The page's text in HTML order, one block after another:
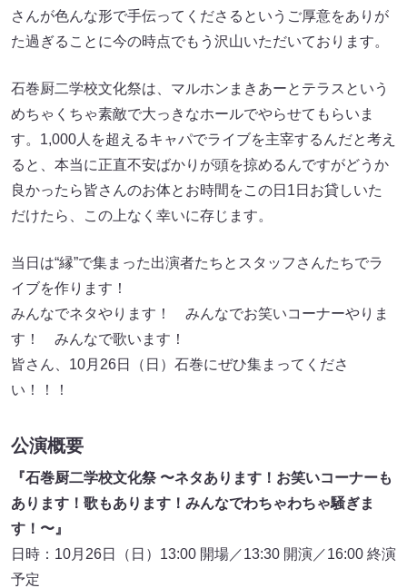
さんが色んな形で手伝ってくださるというご厚意をありが
た過ぎることに今の時点でもう沢山いただいております。
石巻厨二学校文化祭は、マルホンまきあーとテラスという
めちゃくちゃ素敵で大っきなホールでやらせてもらいま
す。1,000人を超えるキャパでライブを主宰するんだと考え
ると、本当に正直不安ばかりが頭を掠めるんですがどうか
良かったら皆さんのお体とお時間をこの日1日お貸しいた
だけたら、この上なく幸いに存じます。
当日は“縁”で集まった出演者たちとスタッフさんたちでラ
イブを作ります！
みんなでネタやります！ みんなでお笑いコーナーやりま
す！ みんなで歌います！
皆さん、10月26日（日）石巻にぜひ集まってくださ
い！！！
公演概要
『石巻厨二学校文化祭 〜ネタあります！お笑いコーナーも
あります！歌もあります！みんなでわちゃわちゃ騒ぎま
す！〜』
日時：10月26日（日）13:00 開場／13:30 開演／16:00 終演
予定